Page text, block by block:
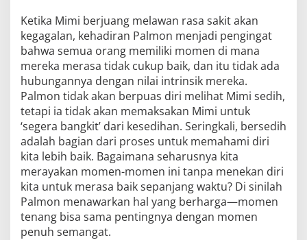
Ketika Mimi berjuang melawan rasa sakit akan
kegagalan, kehadiran Palmon menjadi pengingat
bahwa semua orang memiliki momen di mana
mereka merasa tidak cukup baik, dan itu tidak ada
hubungannya dengan nilai intrinsik mereka.
Palmon tidak akan berpuas diri melihat Mimi sedih,
tetapi ia tidak akan memaksakan Mimi untuk
‘segera bangkit’ dari kesedihan. Seringkali, bersedih
adalah bagian dari proses untuk memahami diri
kita lebih baik. Bagaimana seharusnya kita
merayakan momen-momen ini tanpa menekan diri
kita untuk merasa baik sepanjang waktu? Di sinilah
Palmon menawarkan hal yang berharga—momen
tenang bisa sama pentingnya dengan momen
penuh semangat.